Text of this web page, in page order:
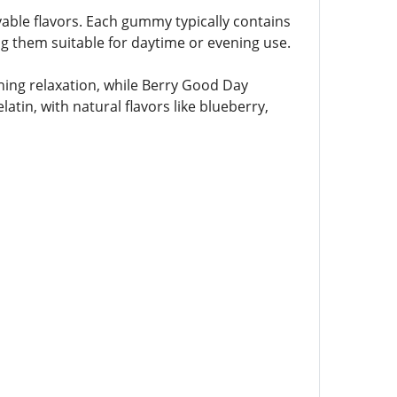
flavors. Each gummy typically contains
them suitable for daytime or evening use.
relaxation, while Berry Good Day
with natural flavors like blueberry,